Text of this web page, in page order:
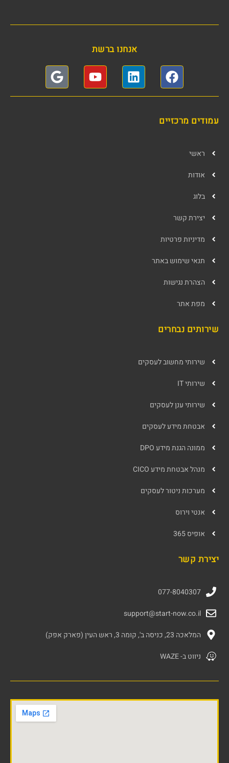
אנחנו ברשת
עמודים מרכזיים
ראשי
אודות
בלוג
יצירת קשר
מדיניות פרטיות
תנאי שימוש באתר
הצהרת נגישות
מפת אתר
שירותים נבחרים
שירותי מחשוב לעסקים
שירותי IT
שירותי ענן לעסקים
אבטחת מידע לעסקים
ממונה הגנת מידע DPO
מנהל אבטחת מידע CICO
מערכות ניטור לעסקים
אנטי וירוס
אופיס 365
יצירת קשר
077-8040307
support@start-now.co.il
המלאכה 23, כניסה ב', קומה 3, ראש העין (פארק אפק)
ניווט ב- WAZE